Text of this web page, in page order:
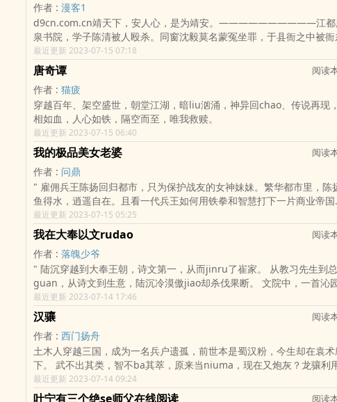
作者 : 漫客1
d9cn.com.cn靖天下，安人心，是为靖安。——————————江都
泉书院，学子陈清被人殴杀。同窗沈毅莫名蒙冤坐罪，于县衙之中被衙
bang打至濒死。yin冷的大牢之中，ik258.net年轻的沈毅han冤而死，
个陌生的灵魂在他的shenti里苏醒。两个灵魂rong为一ti，成为了一个
的沈毅。县衙大牢里，崭新的沈毅睁开眼睛，他还没有来得及开始观望
时代，就不得不面临shen上的天大麻烦。一桩几乎已经板上钉钉的命案
abcwx.cc
最近更新 2023-07-15 07:18
唐奇谭 阅读
作者 : 猫疲
穿越百年、架空盛世，朝堂江湖，暗liu汹涌，神异回chao、传说再现
相如血，人心如铁，隔空而至，唯我救赎。
最近更新 2023-07-15 06:40
我的极品美女老婆 阅读
作者 : 问鼎
" 雇佣兵王陈扬回归都市，只为保护战友的女神妹妹。繁华都市里，陈扬如
鱼得水，逍遥自在。且看一代兵王如何用铁拳和智慧打下一片商业帝
最近更新 2023-07-15 05:25
我在大奉以文rudao 阅读
作者 : 落魄少爷
" 陆沉穿越到大奉王朝，诗文第一，从而jinru了崔家。 从教习先生到总
guan，从诗文到生意，陆沉冷漠傲jiao却杀伐果断。 文院中，一首沁园
chun独战天下文魁。 被掠北方，却能凭借三寸不烂之she让突厥女主对他
刮目相看，礼送回朝。 陛下十dao圣旨催他ru京，陆沉不为所动：“不好意
思，我家小姐需要我。” 京城风云，无意间却发现自己的shen世竟然还藏着
天大的秘密。 看陆沉如何一步步成长，如何登临人生巅峰！"
最近更新 2023-07-14 17:46
汉骧 阅读
作者 : 西门扬舟
土木人穿越三国，成为一名兵户遗孤，前世本是蜀汉粉，今生却在袁术
下。 武不出其类，智不ba其萃，原来当niuma，现在又炮灰？龙骧利用技
术优势，抢先在合fei筑城叠防，他挑起孙曹两家消耗，给刘备争取发育
间，无论是冢中枯骨，还江东鼠辈，能坑皆坑。 刘馥：龙骧小儿狂悖无
最近更新 2023-07-14 09:24
叶宁有三个绝se师父在线阅读 阅读